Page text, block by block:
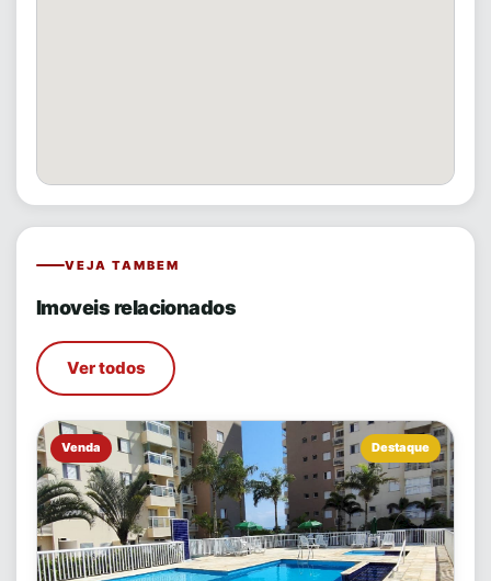
VEJA TAMBEM
Imoveis relacionados
Ver todos
Venda Destaque